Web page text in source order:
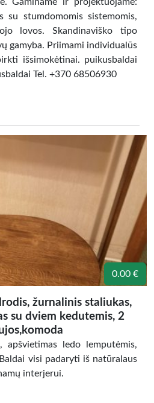
su stumdomomis sistemomis,
lovos. Skandinaviško tipo
gamyba. Priimami individualūs
išsimokėtinai. puikusbaldai
Tel. +370 68506930
0.00 €
žurnalinis staliukas,
su dviem kedutemis, 2
apšvietimas ledo lemputėmis,
visi padaryti iš natūralaus
interjerui.